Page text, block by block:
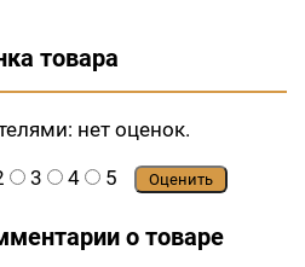
товара
нет оценок.
3 4 5 Оценить
о товаре